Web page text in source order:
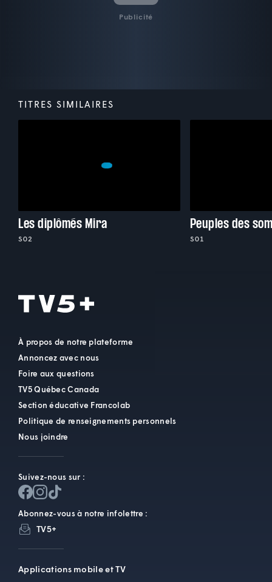
Publicité
TITRES SIMILAIRES
Les diplômés Mira
S02
Peuples des
S01
À propos de notre plateforme
Annoncez avec nous
Foire aux questions
TV5 Québec Canada
Section éducative Francolab
Politique de renseignements personnels
Nous joindre
Suivez-nous sur :
Abonnez-vous à notre infolettre :
TV5+
Applications mobile et TV